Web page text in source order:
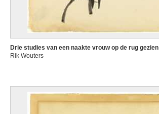
Drie studies van een naakte vrouw op de rug gezien
Rik Wouters